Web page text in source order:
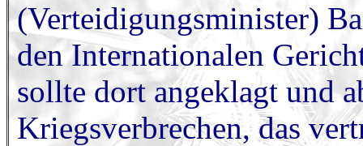
(Verteidigungsminister)
den Internationalen
sollte dort angeklagt und
Kriegsverbrechen, das